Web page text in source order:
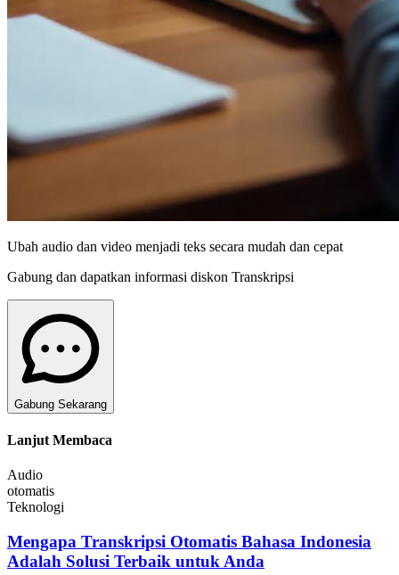
Ubah audio dan video menjadi teks secara mudah dan cepat
Gabung dan dapatkan informasi diskon Transkripsi
Gabung Sekarang
Lanjut Membaca
Audio
otomatis
Teknologi
Mengapa Transkripsi Otomatis Bahasa Indonesia
Adalah Solusi Terbaik untuk Anda